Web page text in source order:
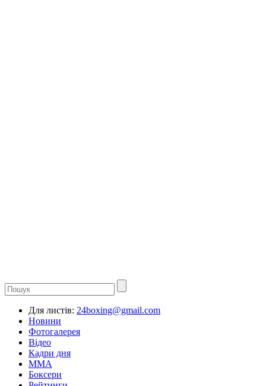
Для листів: 24boxing@gmail.com
Новини
Фотогалерея
Відео
Кадри дня
ММА
Боксери